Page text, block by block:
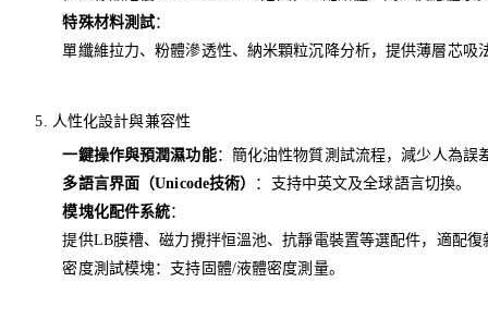
特殊材料測試：
單纖維拉力、粉體滲透性、納米顆粒沉降分析，提供薄層芯吸
5. 人性化設計與兼容性
一鍵操作與預潤濕功能：簡化油性物質測試流程，減少人為誤
多語言界面（Unicode技術）
：支持中英文及全球語言切換。
模塊化配件系統：
提供LB膜槽、磁力攪拌恒溫池、抗靜電裝置等選配件，適配復
密度測試模塊：支持固體/液體密度測量。